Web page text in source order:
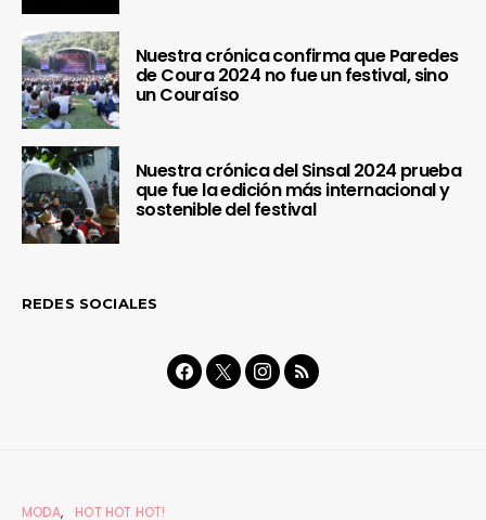
Nuestra crónica confirma que Paredes
de Coura 2024 no fue un festival, sino
un Couraíso
Nuestra crónica del Sinsal 2024 prueba
que fue la edición más internacional y
sostenible del festival
REDES SOCIALES
MODA HOT HOT HOT!